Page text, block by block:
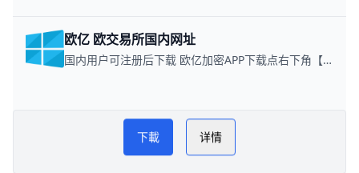
欧亿 欧交易所国内网址
国内用户可注册后下载 欧亿加密APP下载点右下角【APP下载】联系客服 每日更新可用链接
欧逸管家交易所网PLAY NOW
欧逸OYI交易所
下載 详情